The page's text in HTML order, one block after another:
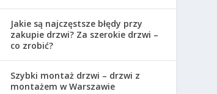
Jakie są najczęstsze błędy przy
zakupie drzwi? Za szerokie drzwi –
co zrobić?
Szybki montaż drzwi – drzwi z
montażem w Warszawie